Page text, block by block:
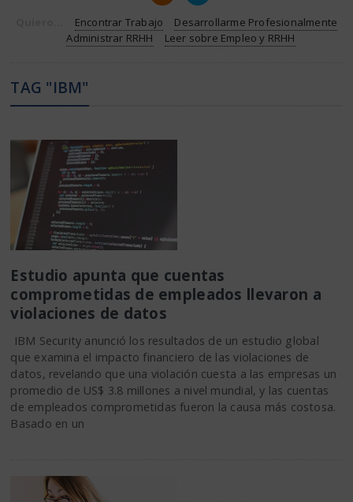
Encontrar Trabajo
Desarrollarme Profesionalmente
Administrar RRHH
Leer sobre Empleo y RRHH
TAG "IBM"
Estudio apunta que cuentas
comprometidas de empleados llevaron a
violaciones de datos
IBM Security anunció los resultados de un estudio global
que examina el impacto financiero de las violaciones de
datos, revelando que una violación cuesta a las empresas un
promedio de US$ 3.8 millones a nivel mundial, y las cuentas
de empleados comprometidas fueron la causa más costosa.
Basado en un